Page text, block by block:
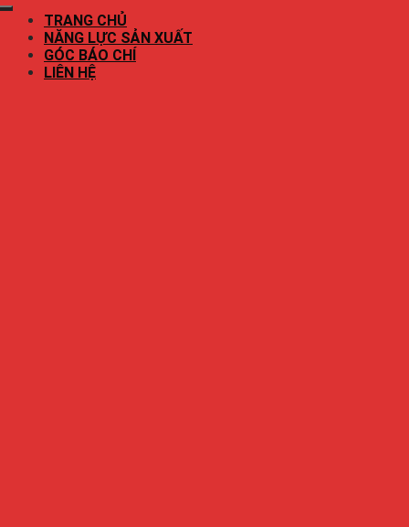
TRANG CHỦ
NĂNG LỰC SẢN XUẤT
GÓC BÁO CHÍ
LIÊN HỆ